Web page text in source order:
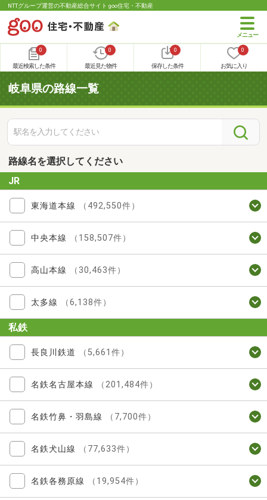
NTTグループ運営の不動産総合サイト goo住宅・不動産
0
最近検索した条件
0
最近見た物件
0
保存した条件
0
お気に入り
岐阜県の路線一覧
路線名を選択してください
JR
東海道本線 （492,550件）
中央本線 （158,507件）
高山本線 （30,463件）
太多線 （6,138件）
私鉄
長良川鉄道 （5,661件）
名鉄名古屋本線 （201,484件）
名鉄竹鼻・羽島線 （7,700件）
名鉄犬山線 （77,633件）
名鉄各務原線 （19,954件）